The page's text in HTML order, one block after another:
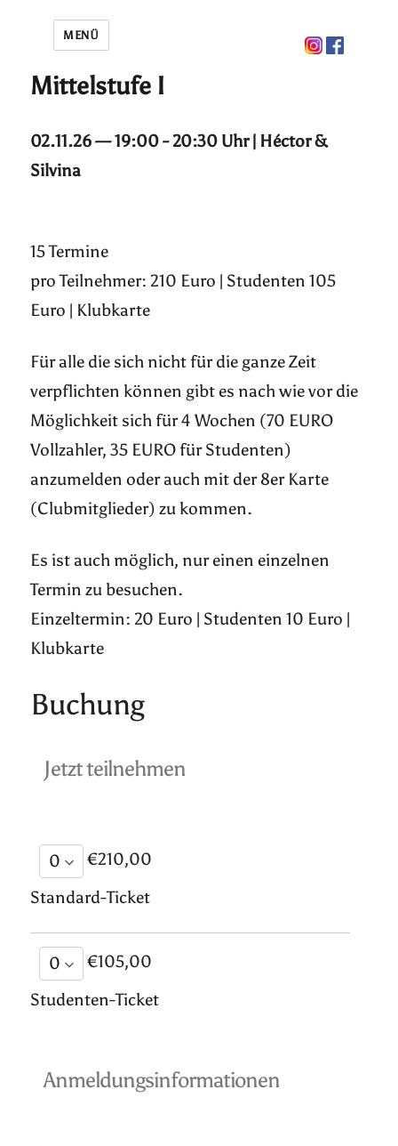
MENÜ
Mittelstufe I
02.11.26 — 19:00 - 20:30 Uhr | Héctor &
Silvina
15 Termine
pro Teilnehmer: 210 Euro | Studenten 105
Euro | Klubkarte
Für alle die sich nicht für die ganze Zeit
verpflichten können gibt es nach wie vor die
Möglichkeit sich für 4 Wochen (70 EURO
Vollzahler, 35 EURO für Studenten)
anzumelden oder auch mit der 8er Karte
(Clubmitglieder) zu kommen.
Es ist auch möglich, nur einen einzelnen
Termin zu besuchen.
Einzeltermin: 20 Euro | Studenten 10 Euro |
Klubkarte
Buchung
Jetzt teilnehmen
€210,00
Standard-Ticket
€105,00
Studenten-Ticket
Anmeldungsinformationen